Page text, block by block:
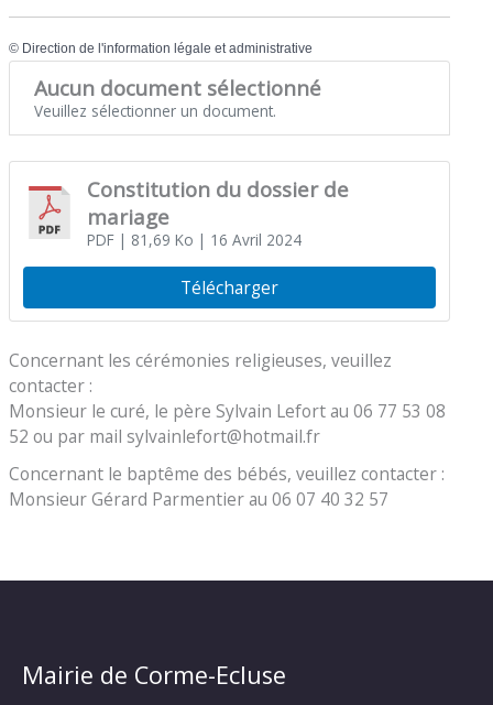
© Direction de l'information légale et administrative
Aucun document sélectionné
Veuillez sélectionner un document.
Constitution du dossier de
mariage
PDF| 81,69 Ko | 16 Avril 2024
Télécharger
Concernant les cérémonies religieuses, veuillez
contacter :
Monsieur le curé, le père Sylvain Lefort au 06 77 53 08
52 ou par mail sylvainlefort@hotmail.fr
Concernant le baptême des bébés, veuillez contacter :
Monsieur Gérard Parmentier au 06 07 40 32 57
Mairie de Corme-Ecluse